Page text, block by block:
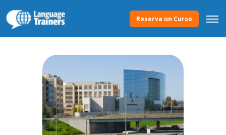
Reserva un Curso